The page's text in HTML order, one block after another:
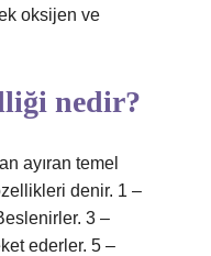
oksijen ve
nedir?
ayıran temel
denir. 1 –
3 –
ederler. 5 –